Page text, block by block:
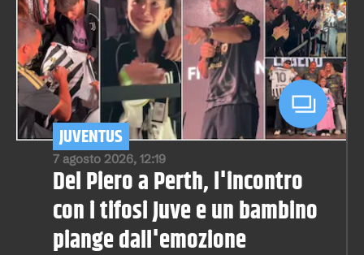
7 agosto 2026, 12:19
JUVENTUS
Del Piero a Perth, l'incontro
con i tifosi Juve e un bambino
piange dall'emozione